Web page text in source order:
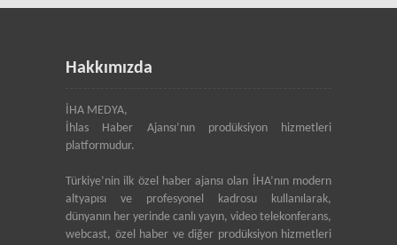
Hakkımızda
İHA MEDYA,
İhlas Haber Ajansı’nın prodüksiyon hizmetleri
platformudur.
Türkiye’nin ilk özel haber ajansı olan İHA’nın modern
altyapısı ve profesyonel kadrosu kullanılarak,
dünyanın her yerinde canlı yayın, video telekonferans,
webcast, özel haber ve diğer prodüksiyon hizmetleri